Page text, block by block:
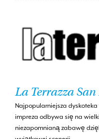
La Terrazza
Najpopularniejsza dyskoteka
impreza odbywa się na
niezapomnianą zabawę